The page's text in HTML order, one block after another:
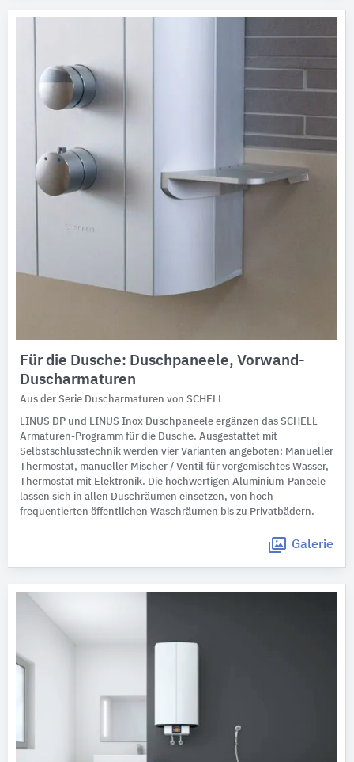
Für die Dusche: Duschpaneele, Vorwand-
Duscharmaturen
Aus der Serie Duscharmaturen von SCHELL
LINUS DP und LINUS Inox Duschpaneele ergänzen das SCHELL
Armaturen-Programm für die Dusche. Ausgestattet mit
Selbstschlusstechnik werden vier Varianten angeboten: Manueller
Thermostat, manueller Mischer / Ventil für vorgemischtes Wasser,
Thermostat mit Elektronik. Die hochwertigen Aluminium-Paneele
lassen sich in allen Duschräumen einsetzen, von hoch
frequentierten öffentlichen Waschräumen bis zu Privatbädern.
Galerie